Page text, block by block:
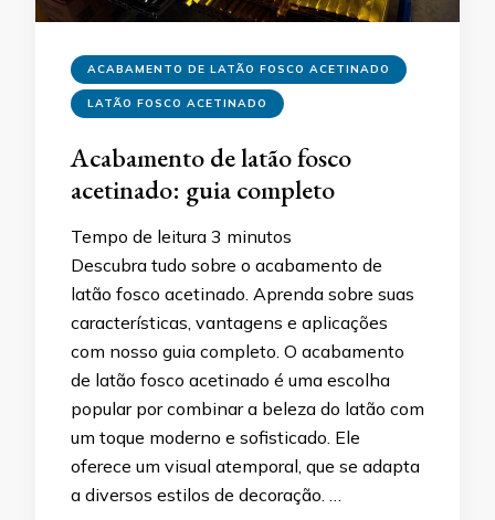
ACABAMENTO DE LATÃO FOSCO ACETINADO
LATÃO FOSCO ACETINADO
Acabamento de latão fosco
acetinado: guia completo
Tempo de leitura 3 minutos
Descubra tudo sobre o acabamento de
latão fosco acetinado. Aprenda sobre suas
características, vantagens e aplicações
com nosso guia completo. O acabamento
de latão fosco acetinado é uma escolha
popular por combinar a beleza do latão com
um toque moderno e sofisticado. Ele
oferece um visual atemporal, que se adapta
a diversos estilos de decoração. …